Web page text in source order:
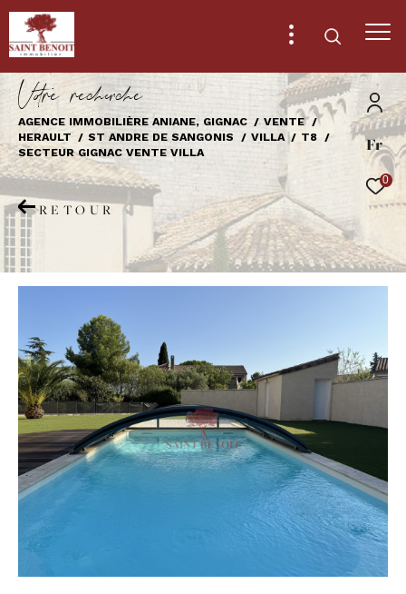
Fr
0
Vore recece
AGENCE IMMOBILIÈRE ANIANE, GIGNAC
VENTE
HERAULT
ST ANDRE DE SANGONIS VILLA
T8
SECTEUR GIGNAC VENTE VILLA
RETOUR
Effectuer une recherche
et trouver le bien qui correspond à vos
critères
Vente
bien
Type de bien
Ville
Budget
Budget
Surface